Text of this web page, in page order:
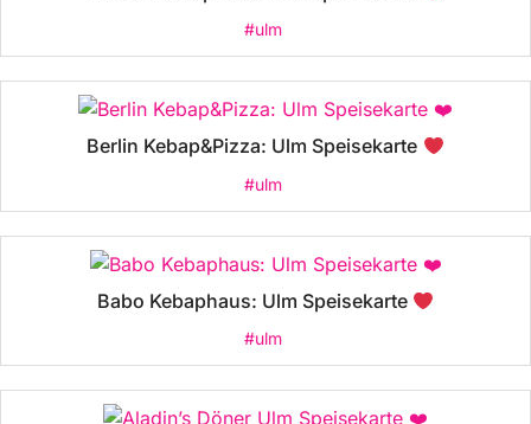
#ulm
Berlin Kebap&Pizza: Ulm Speisekarte
#ulm
Babo Kebaphaus: Ulm Speisekarte
#ulm